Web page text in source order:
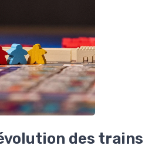
des trains